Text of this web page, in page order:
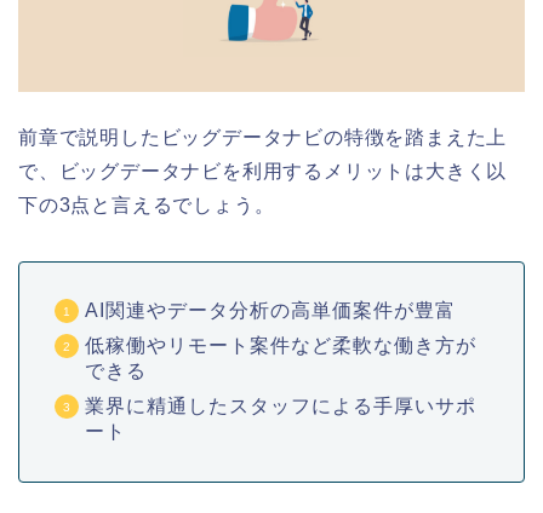
前章で説明したビッグデータナビの特徴を踏まえた上
で、ビッグデータナビを利用するメリットは大きく以
下の3点と言えるでしょう。
AI関連やデータ分析の高単価案件が豊富
低稼働やリモート案件など柔軟な働き方が
できる
業界に精通したスタッフによる手厚いサポ
ート